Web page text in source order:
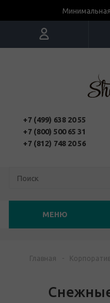
+7 (499) 638 20 55
+7 (800) 500 65 31
+7 (812) 748 20 56
МЕНЮ
Главная -